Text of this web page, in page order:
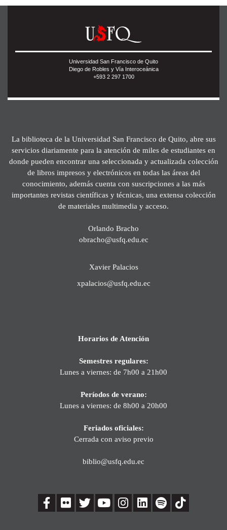
Universidad San Francisco de Quito
Diego de Robles y Vía Interoceánica
+593 2 297 1700
La biblioteca de la Universidad San Francisco de Quito, abre sus
servicios diariamente para la atención de miles de estudiantes en
donde pueden encontrar una seleccionada y actualizada colección
de libros impresos y electrónicos en todas las áreas del
conocimiento, además cuenta con suscripciones a las más
importantes revistas científicas y técnicas, una extensa colección
de materiales multimedia y acceso.
Orlando Bracho
obracho@usfq.edu.ec
Xavier Palacios
xpalacios@usfq.edu.ec
Horarios de Atención
Semestres regulares:
Lunes a viernes: de 7h00 a 21h00
Períodos de verano:
Lunes a viernes: de 8h00 a 20h00
Feriados oficiales:
Cerrada con aviso previo
biblio@usfq.edu.ec